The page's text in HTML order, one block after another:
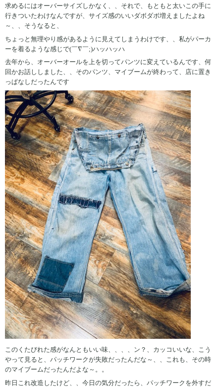
求めるにはオーバーサイズしかなく、、それで、もともと太いこの手に
行きついたわけなんですが、サイズ感のいいダボダボ増えましたよね
～、、そうなると、
ちょっと無理やり感があるように見えてしまうわけです、、私がパーカ
ーを着るような感じで(￣∇￣;)ハッハッハ
去年から、オーバーオールを上を切ってパンツに変えているんです、何
回かお話ししました、、そのパンツ、マイブームが終わって、店に置き
っぱなしだったんです
このくたびれた感がなんともいい味、、、、ン？、カッコいいな、こう
やって見ると、パッチワークが失敗だったんだな～、、これも、その時
のマイブームだったんだよな～。。
昨日これ改造したけど、、今日の気分だったら、パッチワークを外すだ